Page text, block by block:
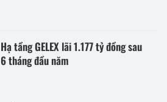
Hạ tầng GELEX lãi 1.177 tỷ đồng sau
6 tháng đầu năm